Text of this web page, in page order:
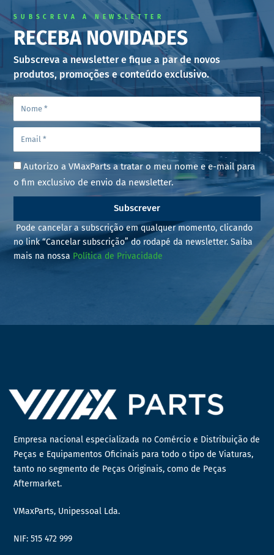
SUBSCREVA A NEWSLETTER
RECEBA NOVIDADES
Subscreva a newsletter e fique a par de novos
produtos, promoções e conteúdo exclusivo.
Autorizo a VMaxParts a tratar o meu nome e e-mail para
o fim exclusivo de envio da newsletter.
Subscrever
Pode cancelar a subscrição em qualquer momento, clicando
no link “Cancelar subscrição” do rodapé da newsletter. Saiba
mais na nossa Política de Privacidade
Empresa nacional especializada no Comércio e Distribuição de
Peças e Equipamentos Oficinais para todo o tipo de Viaturas,
tanto no segmento de Peças Originais, como de Peças
Aftermarket.
VMaxParts, Unipessoal Lda.
NIF: 515 472 999